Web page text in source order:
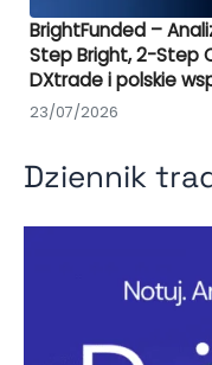
BrightFunded –
Step Bright, 2-Step
DXtrade i polskie
23/07/2026
Dziennik